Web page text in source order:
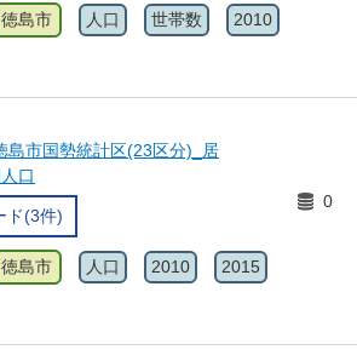
徳島市 人口 世帯数 2010
市国勢統計区(23区分)_居
口
ド(3件)
0
徳島市 人口 2010 2015